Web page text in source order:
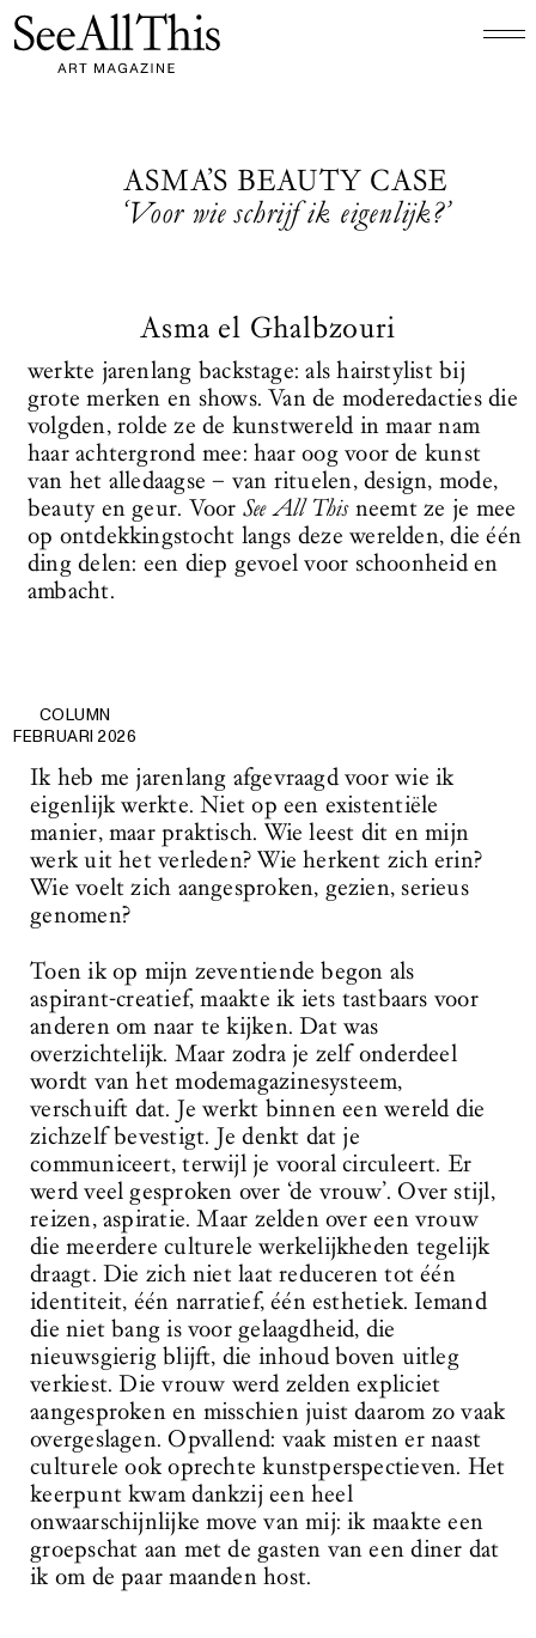
Logo See All This, linkt naar de homepage
ASMA’S BEAUTY CASE
‘Voor wie schrijf ik eigenlijk?’
Asma el Ghalbzouri
werkte jarenlang backstage: als hairstylist bij
grote merken en shows. Van de moderedacties die
volgden, rolde ze de kunstwereld in maar nam
haar achtergrond mee: haar oog voor de kunst
van het alledaagse – van rituelen, design, mode,
beauty en geur. Voor See All Thisneemt ze je mee
op ontdekkingstocht langs deze werelden, die één
ding delen: een diep gevoel voor schoonheid en
ambacht.
COLUMN
FEBRUARI 2026
Ik heb me jarenlang afgevraagd voor wie ik
eigenlijk werkte. Niet op een existentiële
manier, maar praktisch. Wie leest dit en mijn
werk uit het verleden? Wie herkent zich erin?
Wie voelt zich aangesproken, gezien, serieus
genomen?
Toen ik op mijn zeventiende begon als
aspirant-creatief, maakte ik iets tastbaars voor
anderen om naar te kijken. Dat was
overzichtelijk. Maar zodra je zelf onderdeel
wordt van het modemagazinesysteem,
verschuift dat. Je werkt binnen een wereld die
zichzelf bevestigt. Je denkt dat je
communiceert, terwijl je vooral circuleert. Er
werd veel gesproken over ‘de vrouw’. Over stijl,
reizen, aspiratie. Maar zelden over een vrouw
die meerdere culturele werkelijkheden tegelijk
draagt. Die zich niet laat reduceren tot één
identiteit, één narratief, één esthetiek. Iemand
die niet bang is voor gelaagdheid, die
nieuwsgierig blijft, die inhoud boven uitleg
verkiest. Die vrouw werd zelden expliciet
aangesproken en misschien juist daarom zo vaak
overgeslagen. Opvallend: vaak misten er naast
culturele ook oprechte kunstperspectieven. Het
keerpunt kwam dankzij een heel
onwaarschijnlijke move van mij: ik maakte een
groepschat aan met de gasten van een diner dat
ik om de paar maanden host.